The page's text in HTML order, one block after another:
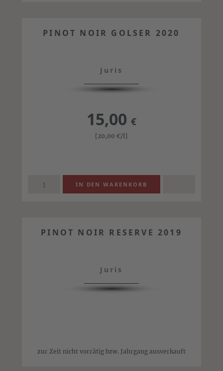
PINOT NOIR GOLSER 2020
Juris
15,00 €
[20,00€/l]
PINOT NOIR RESERVE 2019
Juris
zur Zeit nicht vorrätig bzw. Jahrgang ausverkauft